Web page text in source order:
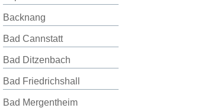
Backnang
Bad Cannstatt
Bad Ditzenbach
Bad Friedrichshall
Bad Mergentheim